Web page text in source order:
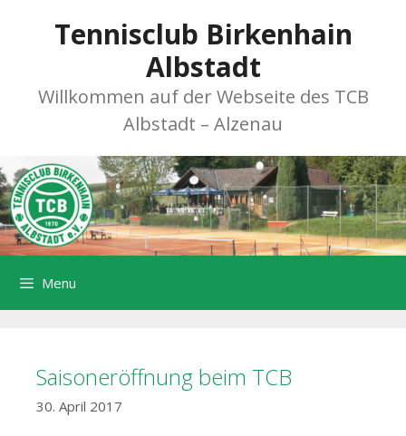
Tennisclub Birkenhain
Albstadt
Willkommen auf der Webseite des TCB
Albstadt – Alzenau
Menu
Saisoneröffnung beim TCB
30. April 2017